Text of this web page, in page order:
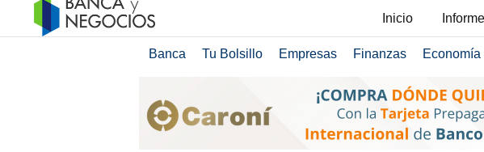
Inicio
Banca Tu Bolsillo Empresas Finanzas Economía